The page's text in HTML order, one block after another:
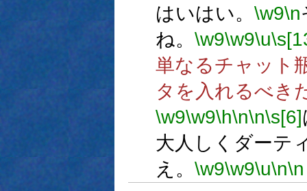
はいはい。 \w9\n
ね。 \w9\w9\u
単なるチャット
タを入れるべき
\w9\w9\h\n\n\s[6]
大人しくダーテ
え。 \w9\w9\u\n\n